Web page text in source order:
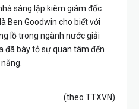
sáng lập kiêm giám đốc
Ben Goodwin cho biết với
lồ trong ngành nước giải
đã bày tỏ sự quan tâm đến
(theo TTXVN)